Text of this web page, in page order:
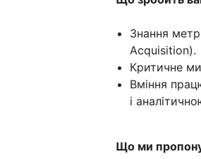
Знання
Acquisition).
Критичне
Вміння
і
Що ми